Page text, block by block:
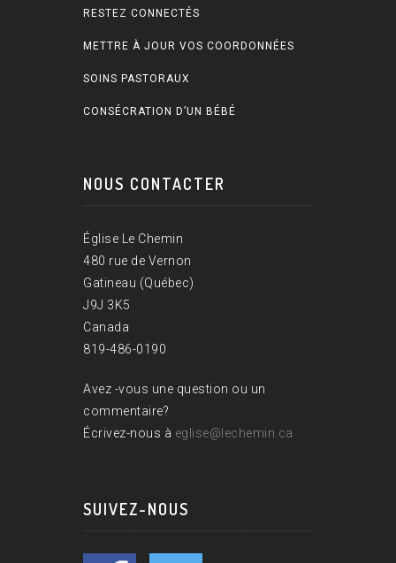
RESTEZ CONNECTÉS
METTRE À JOUR VOS COORDONNÉES
SOINS PASTORAUX
CONSÉCRATION D’UN BÉBÉ
NOUS CONTACTER
Église Le Chemin
480 rue de Vernon
Gatineau (Québec)
J9J 3K5
Canada
819-486-0190
Avez -vous une question ou un
commentaire?
Écrivez-nous à eglise@lechemin.ca
SUIVEZ-NOUS